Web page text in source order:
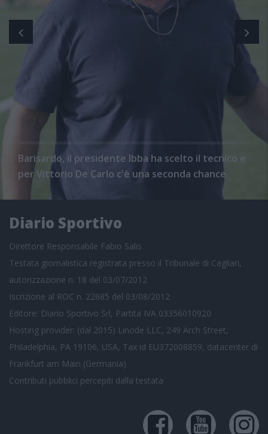
Barisardo, il presidente Ibba ha scelto il tecnico e
per Vittorio De Carlo c'è una seconda chance
Diario Sportivo
Direttore Responsabile Fabio Salis
Testata giornalistica registrata presso il Tribunale di Cagliari,
autorizzazione n. 18 del 03/07/2012
Iscrizione al ROC n. 22685 del 03/08/2012
Editore: Diario Sportivo Srl, Partita IVA 03356010920
Hosting provider: (dal 2015) Linode LLC, 249 Arch Street,
Philadelphia, PA 19106, USA, Tax id EU372008859, datacenter di
Frankfurt am Main (Germania)
Contributi pubblici percepiti dalla testata